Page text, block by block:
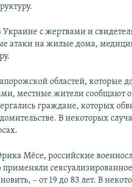
с жертвами и
атаки на жилые дома,
областей, которые
местные жители сообщают
граждане, которых
В некоторых
Мёсе, российские
– от 19 до 83 лет. В